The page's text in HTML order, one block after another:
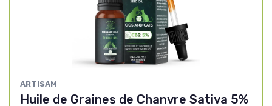
ARTISAM
Huile de Graines de Chanvre Sativa 5%